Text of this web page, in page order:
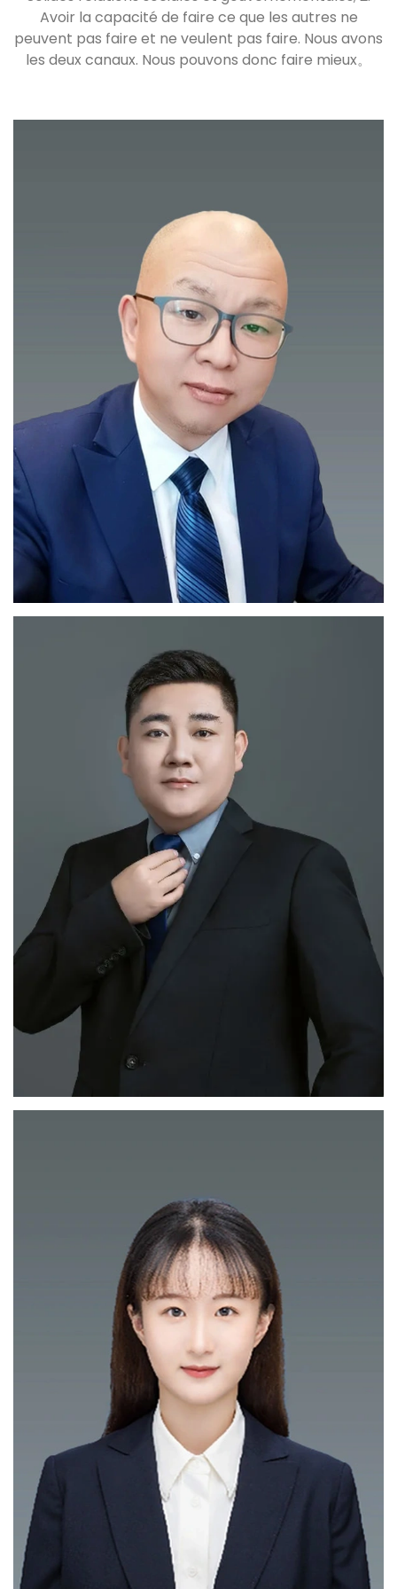
dépôt d'affaires de crimes économiques,
offrant ainsi un soutien professionnel aux
victimes.
sanctions gouvernementales, les dommages
- intérêts pour violation civile
dépôt d'affaires de crimes économiques,
offrant ainsi un soutien professionnel aux
victimes.
Avoir la capacité de faire ce que les autres ne
peuvent pas faire et ne veulent pas faire. Nous avons
les deux canaux. Nous pouvons donc faire mieux。